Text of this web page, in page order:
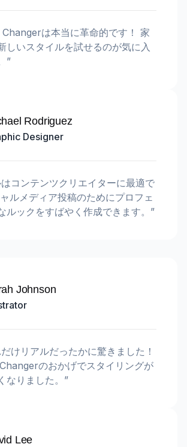
は本当に革命的です！ 家
しいスタイルを試せるのが気に入
”
Rodriguez
Designer
コンテンツクリエイターに最適で
ルメディア投稿のためにプロフェ
ルックをすばやく作成できます。 ”
Johnson
けリアルだったかに驚きました！
のおかげでスタイリングが
なりました。 ”
Lee